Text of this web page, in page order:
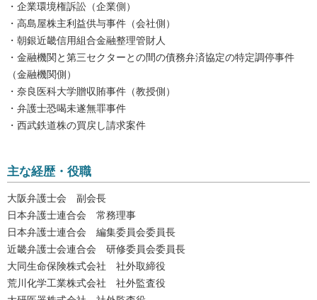
・企業環境権訴訟（企業側）
・高島屋株主利益供与事件（会社側）
・朝銀近畿信用組合金融整理管財人
・金融機関と第三セクターとの間の債務弁済協定の特定調停事件
（金融機関側）
・奈良医科大学贈収賄事件（教授側）
・弁護士恐喝未遂無罪事件
・西武鉄道株の買戻し請求案件
主な経歴・役職
大阪弁護士会 副会長
日本弁護士連合会 常務理事
日本弁護士連合会 編集委員会委員長
近畿弁護士会連合会 研修委員会委員長
大同生命保険株式会社 社外取締役
荒川化学工業株式会社 社外監査役